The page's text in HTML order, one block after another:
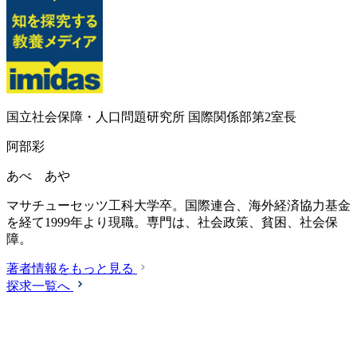
国立社会保障・人口問題研究所 国際関係部第2室長
阿部彩
あべ あや
マサチューセッツ工科大学卒。国際連合、海外経済協力基金
を経て1999年より現職。専門は、社会政策、貧困、社会保
障。
著者情報をもっと見る
探求一覧へ